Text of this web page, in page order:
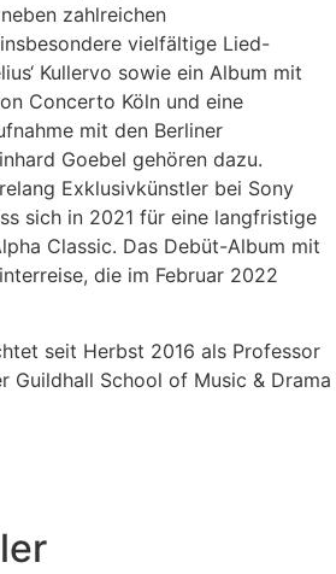
zahlreichen
vielfältige Lied-
Kullervo sowie ein Album mit
Concerto Köln und eine
mit den Berliner
Goebel gehören dazu.
Exklusivkünstler bei Sony
sich in 2021 für eine langfristige
Classic. Das Debüt-Album mit
die im Februar 2022
seit Herbst 2016 als Professor
Guildhall School of Music & Drama